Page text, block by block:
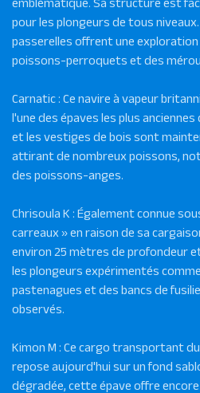
pour les plongeurs de tous
passerelles offrent une
poissons-perroquets et des
Carnatic : Ce navire à vapeur
l'une des épaves les plus
et les vestiges de bois sont
attirant de nombreux poissons,
des poissons-anges.
Chrisoula K : Également connue
carreaux » en raison de sa
environ 25 mètres de profondeur
les plongeurs expérimentés
pastenagues et des bancs de
observés.
Kimon M : Ce cargo transportant
repose aujourd'hui sur un fond
dégradée, cette épave offre